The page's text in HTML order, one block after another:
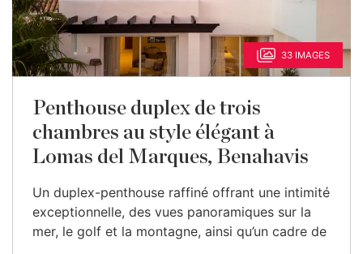
33 IMAGES
Penthouse duplex de trois
chambres au style élégant à
Lomas del Marques, Benahavis
Un duplex-penthouse raffiné offrant une intimité
exceptionnelle, des vues panoramiques sur la
mer, le golf et la montagne, ainsi qu’un cadre de
...